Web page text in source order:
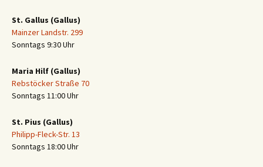
St. Gallus (Gallus)
Mainzer Landstr. 299
Sonntags 9:30 Uhr
Maria Hilf (Gallus)
Rebstöcker Straße 70
Sonntags 11:00 Uhr
St. Pius (Gallus)
Philipp-Fleck-Str. 13
Sonntags 18:00 Uhr